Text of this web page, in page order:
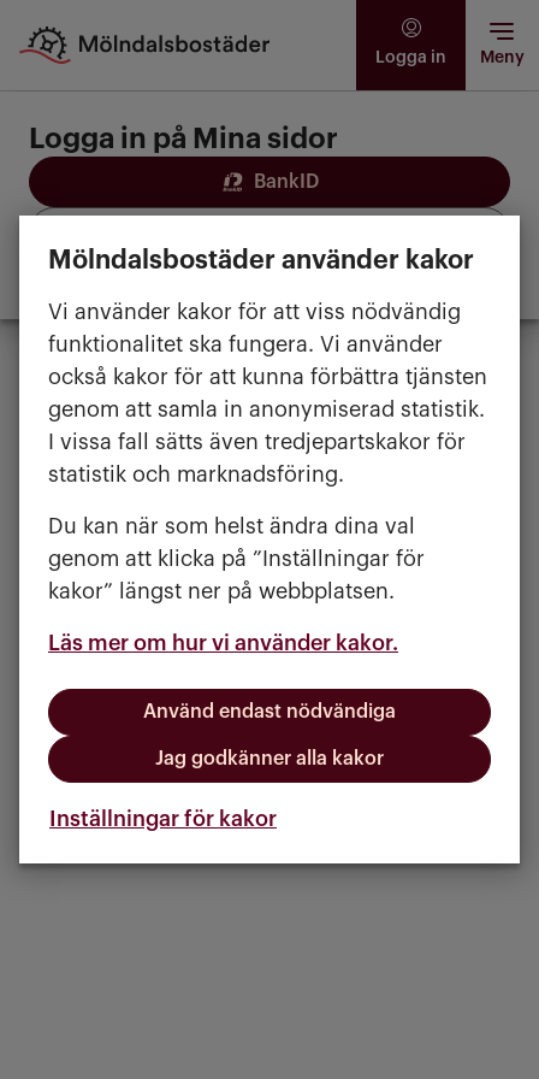
Mölndalsbostäder använder kakor
Vi använder kakor för att viss nödvändig
funktionalitet ska fungera. Vi använder
också kakor för att kunna förbättra tjänsten
genom att samla in anonymiserad statistik.
I vissa fall sätts även tredjepartskakor för
statistik och marknadsföring.
Du kan när som helst ändra dina val
genom att klicka på ”Inställningar för
kakor” längst ner på webbplatsen.
Läs mer om hur vi använder kakor.
Använd endast nödvändiga
Jag godkänner alla kakor
Inställningar för kakor
Logga in Meny
Logga in på Mina sidor
BankID
Freja Plus
Mina sidor – så funkar det